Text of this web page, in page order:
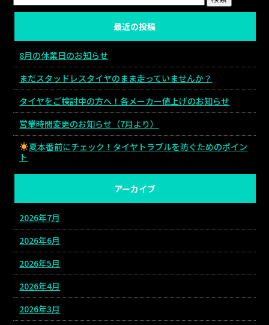
最近の投稿
8月の休業日のお知らせ
まだスタッドレスタイヤのまま走っていませんか？
タイヤをご検討中の方へ！各メーカー値上げのお知らせ
営業時間変更のお知らせ（7月より）
夏本番前にチェック！タイヤトラブルを防ぐためのポイン
ト
アーカイブ
2026年7月
2026年6月
2026年5月
2026年4月
2026年3月